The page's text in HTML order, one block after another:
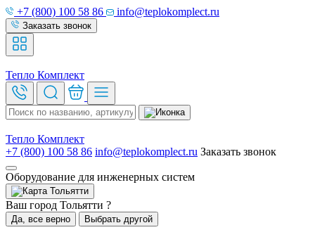
+7 (800) 100 58 86 info@teplokomplect.ru
Заказать звонок
Тепло Комплект
Тепло Комплект
+7 (800) 100 58 86 info@teplokomplect.ru Заказать звонок
Оборудование для инженерных систем
Тольятти
Ваш город Тольятти ?
Да, все верно Выбрать другой